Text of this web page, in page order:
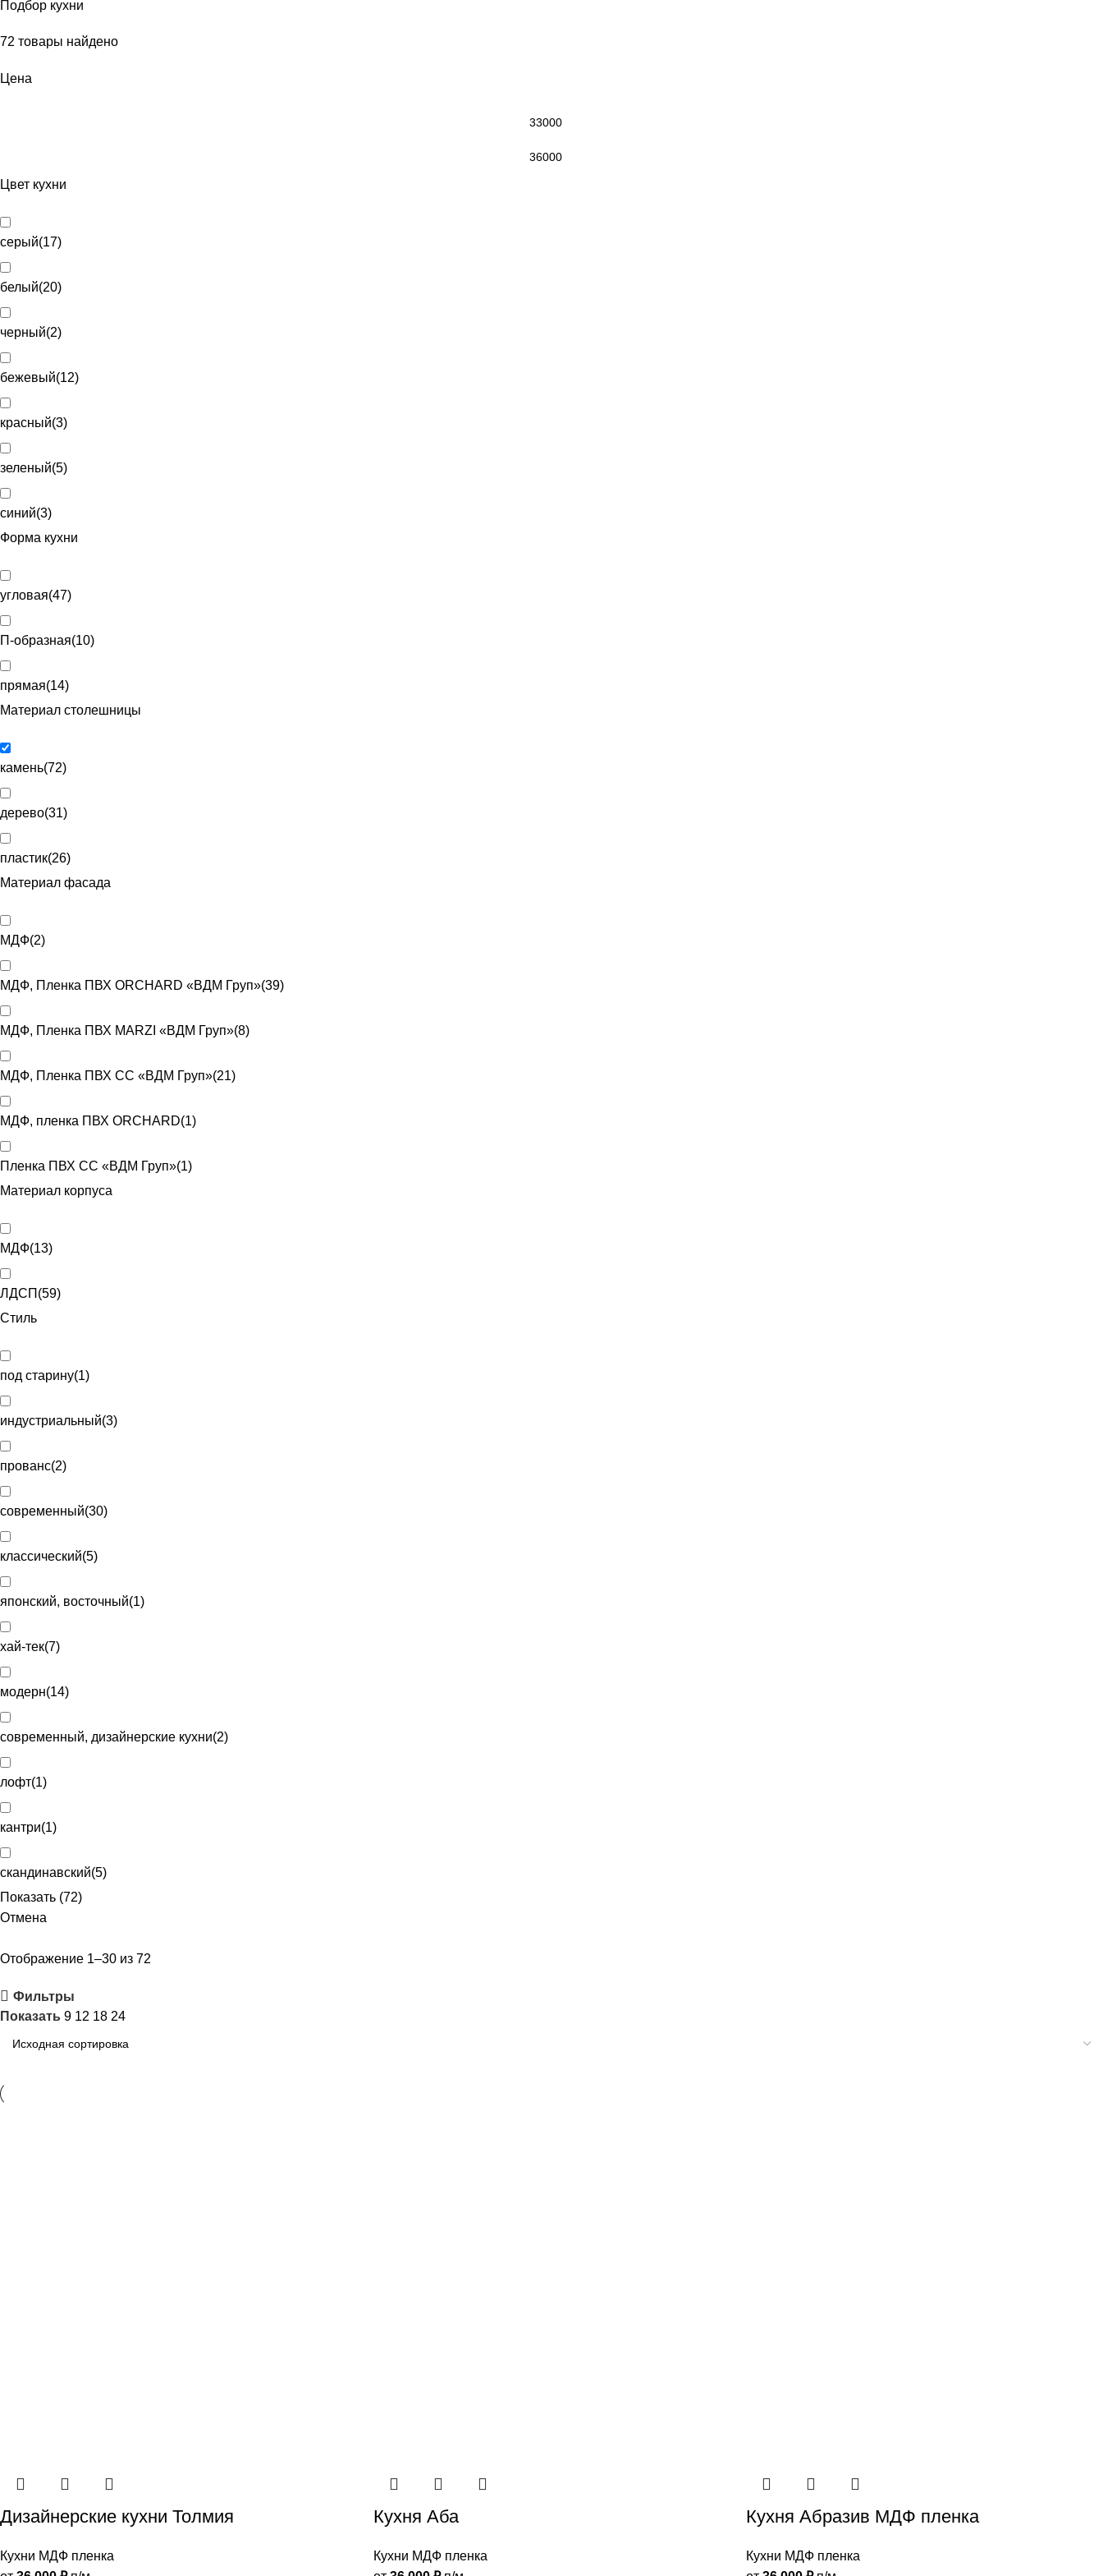
Подбор кухни
72 товары найдено
Цена
Цвет кухни
серый(17)
белый(20)
черный(2)
бежевый(12)
красный(3)
зеленый(5)
синий(3)
Форма кухни
угловая(47)
П-образная(10)
прямая(14)
Материал столешницы
камень(72)
дерево(31)
пластик(26)
Материал фасада
МДФ(2)
МДФ, Пленка ПВХ ORCHARD «ВДМ Груп»(39)
МДФ, Пленка ПВХ MARZI «ВДМ Груп»(8)
МДФ, Пленка ПВХ CC «ВДМ Груп»(21)
МДФ, пленка ПВХ ORCHARD(1)
Пленка ПВХ CC «ВДМ Груп»(1)
Материал корпуса
МДФ(13)
ЛДСП (59)
Стиль
под старину(1)
индустриальный(3)
прованс(2)
современный(30)
классический(5)
японский, восточный(1)
хай-тек(7)
модерн(14)
современный, дизайнерские кухни(2)
лофт(1)
кантри(1)
скандинавский(5)
Показать (72)
Отмена
Отображение 1–30 из 72
Фильтры
Показать 9 12 18 24
Дизайнерские кухни Толмия
Кухни МДФ пленка
Кухня Аба
Кухни МДФ пленка
Кухня Абразив МДФ пленка
Кухни МДФ пленка